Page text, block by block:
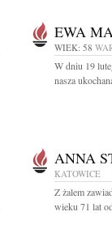
EWA
WIEK: 58
W dniu 19
nasza
ANNA
KATOWICE
Z żalem
wieku 71 lat